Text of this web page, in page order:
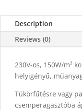
Description
Reviews (0)
230V-os, 150W/m²
helyigényű,
Tükörfűtésre vagy
csemperagasztóba